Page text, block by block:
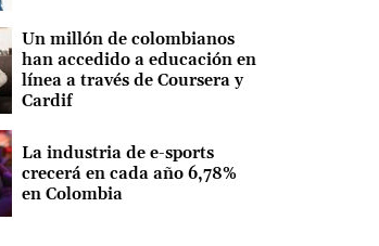
Un millón de colombianos
han accedido a educación en
línea a través de Coursera y
Cardif
La industria de e-sports
crecerá en cada año 6,78%
en Colombia